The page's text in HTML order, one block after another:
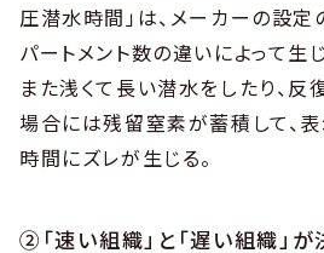
圧潜水時間」は、メーカーの設
パートメント数の違いによって生じ
また浅くて長い潜水をしたり、
場合には残留窒素が蓄積して、
時間にズレが生じる。
②「速い組織」と「遅い組織」